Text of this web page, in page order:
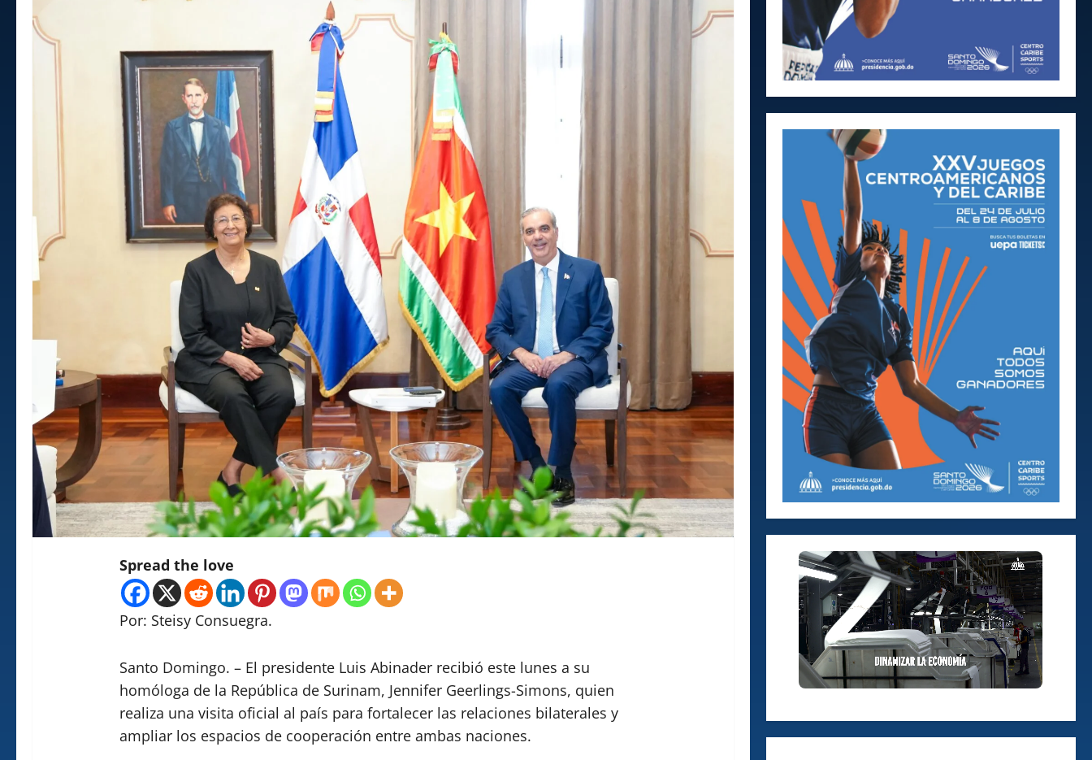
Spread the love
Por: Steisy Consuegra.
Santo Domingo. – El presidente Luis Abinader recibió este lunes a su
homóloga de la República de Surinam, Jennifer Geerlings-Simons, quien
realiza una visita oficial al país para fortalecer las relaciones bilaterales y
ampliar los espacios de cooperación entre ambas naciones.